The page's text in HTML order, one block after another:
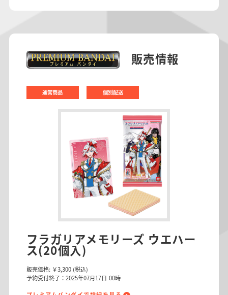
販売情報
通常商品 個別配送
フラガリアメモリーズ ウエハー
ス(20個入)
販売価格: ￥3,300 (税込)
予約受付終了：2025年07月17日 00時